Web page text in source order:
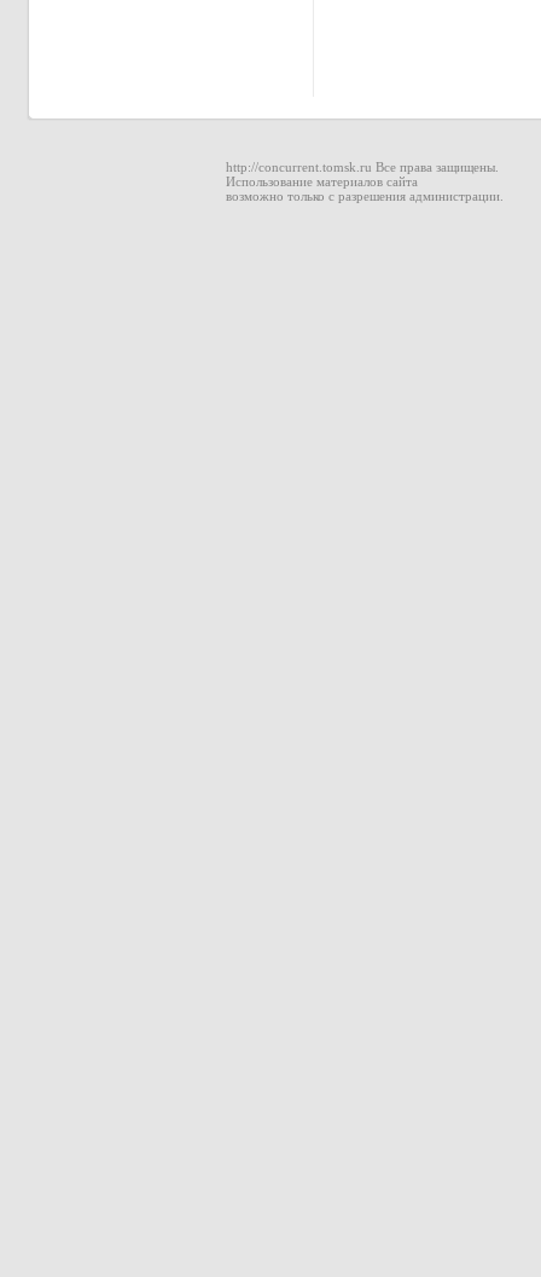
http://concurrent.tomsk.ru Все права защищены.
Использование материалов сайта
возможно только с разрешения администрации.